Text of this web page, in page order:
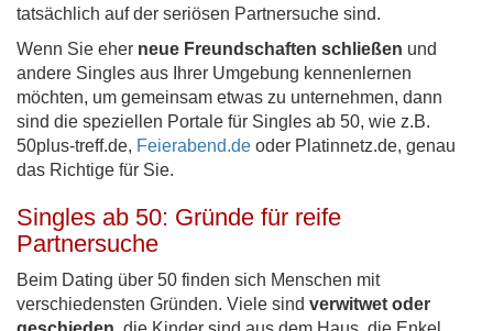
tatsächlich auf der seriösen Partnersuche sind.
Wenn Sie eher neue Freundschaften schließen und
andere Singles aus Ihrer Umgebung kennenlernen
möchten, um gemeinsam etwas zu unternehmen, dann
sind die speziellen Portale für Singles ab 50, wie z.B.
50plus-treff.de, Feierabend.de oder Platinnetz.de, genau
das Richtige für Sie.
Singles ab 50: Gründe für reife
Partnersuche
Beim Dating über 50 finden sich Menschen mit
verschiedensten Gründen. Viele sind verwitwet oder